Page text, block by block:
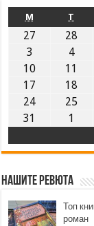
M T
27 28
3
4
10
11
17
18
24
25
31
1
Нашите ревюта
Топ
роман